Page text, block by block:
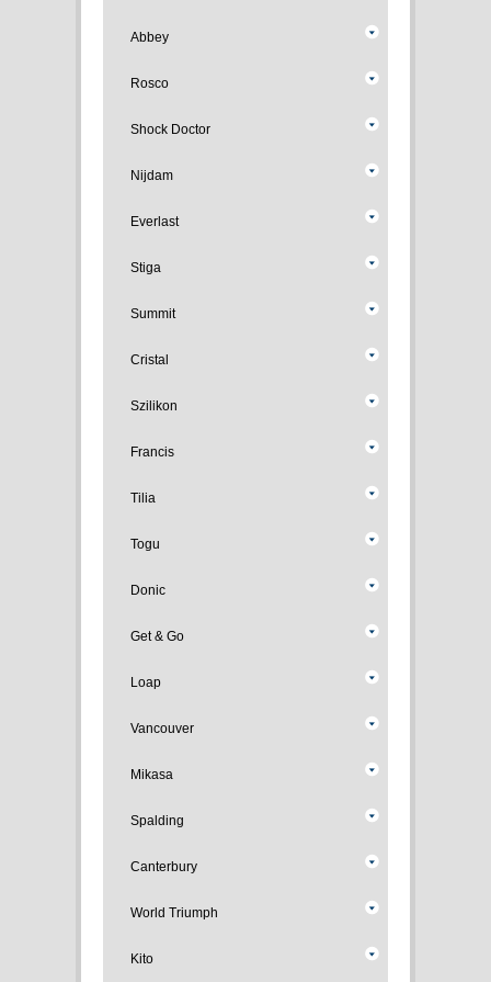
Abbey
Rosco
Shock Doctor
Nijdam
Everlast
Stiga
Summit
Cristal
Szilikon
Francis
Tilia
Togu
Donic
Get & Go
Loap
Vancouver
Mikasa
Spalding
Canterbury
World Triumph
Kito